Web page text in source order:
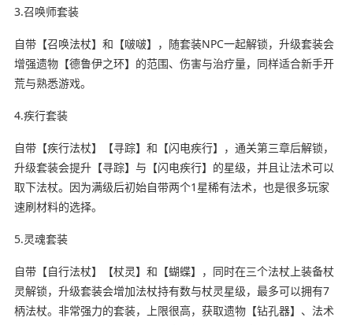
3.召唤师套装
自带【召唤法杖】和【啵啵】，随套装NPC一起解锁，升级套装会
增强遗物【德鲁伊之环】的范围、伤害与治疗量，同样适合新手开
荒与熟悉游戏。
4.疾行套装
自带【疾行法杖】【寻踪】和【闪电疾行】，通关第三章后解锁，
升级套装会提升【寻踪】与【闪电疾行】的星级，并且让法术可以
取下法杖。因为满级后初始自带两个1星稀有法术，也是很多玩家
速刷材料的选择。
5.灵魂套装
自带【自行法杖】【杖灵】和【蝴蝶】，同时在三个法杖上装备杖
灵解锁，升级套装会增加法杖持有数与杖灵星级，最多可以拥有7
柄法杖。非常强力的套装，上限很高，获取遗物【钻孔器】、法术